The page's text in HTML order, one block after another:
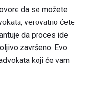
da se možete
verovatno ćete
da proces ide
završeno. Evo
koji će vam